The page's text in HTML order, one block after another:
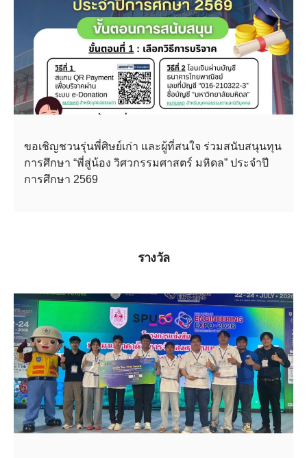
ขอเชิญชวนรุ่นพี่ศิษย์เก่า และผู้ที่สนใจ ร่วมสนับสนุนทุน
การศึกษา “พี่สู่น้อง วิศวกรรมศาสตร์ มหิดล” ประจำปี
การศึกษา 2569
รางวัล